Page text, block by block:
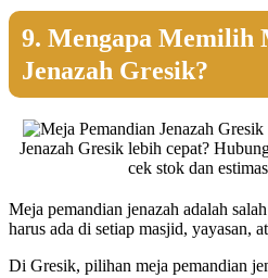
9. Mengapa Memilih
Jenazah Gresik?
Jenazah Gresik lebih cepat?
cek stok dan
Meja pemandian jenazah adalah
harus ada di setiap masjid, yayasan,
Di Gresik, pilihan meja pemandian